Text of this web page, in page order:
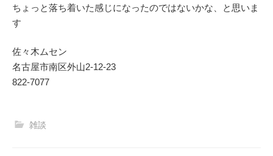
ちょっと落ち着いた感じになったのではないかな、と思いま
す
佐々木ムセン
名古屋市南区外山2-12-23
822-7077
雑談